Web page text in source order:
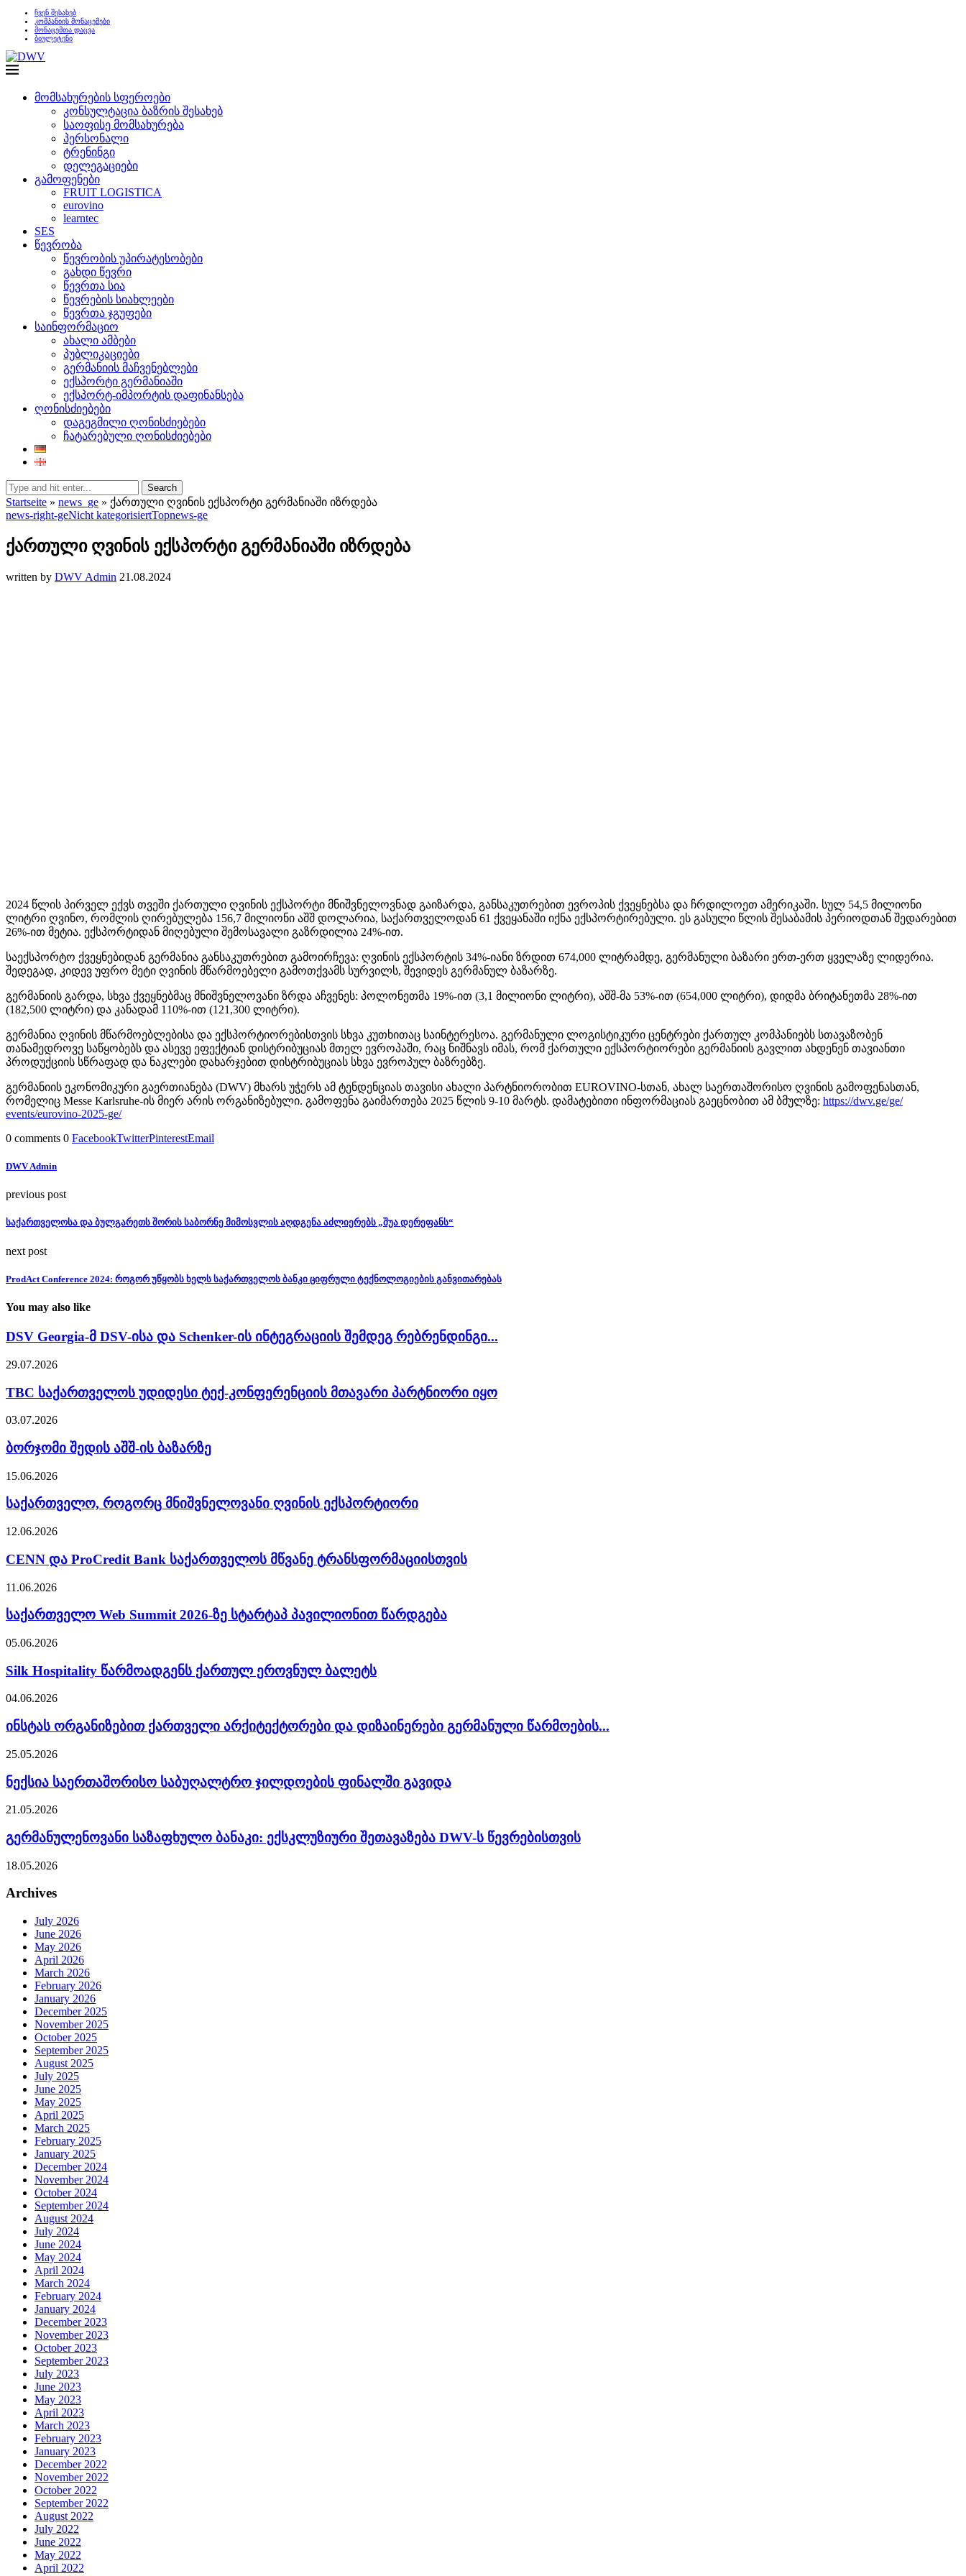
ჩვენ შესახებ
კომპანიის მონაცემები
მონაცემთა დაცვა
ბიულეტენი
მომსახურების სფეროები
კონსულტაცია ბაზრის შესახებ
საოფისე მომსახურება
პერსონალი
ტრენინგი
დელეგაციები
გამოფენები
FRUIT LOGISTICA
eurovino
learntec
SES
წევრობა
წევრობის უპირატესობები
გახდი წევრი
წევრთა სია
წევრების სიახლეები
წევრთა ჯგუფები
საინფორმაციო
ახალი ამბები
პუბლიკაციები
გერმანიის მაჩვენებლები
ექსპორტი გერმანიაში
ექსპორტ-იმპორტის დაფინანსება
ღონისძიებები
დაგეგმილი ღონისძიებები
ჩატარებული ღონისძიებები
Search
Startseite » news_ge » ქართული ღვინის ექსპორტი გერმანიაში იზრდება
news-right-geNicht kategorisiertTopnews-ge
ქართული ღვინის ექსპორტი გერმანიაში იზრდება
written by DWV Admin 21.08.2024
2024 წლის პირველ ექვს თვეში ქართული ღვინის ექსპორტი მნიშვნელოვნად გაიზარდა, განსაკუთრებით ევროპის ქვეყნებსა და ჩრდილოეთ ამერიკაში. სულ 54,5 მილიონი
ლიტრი ღვინო, რომლის ღირებულება 156,7 მილიონი აშშ დოლარია, საქართველოდან 61 ქვეყანაში იქნა ექსპორტირებული. ეს გასული წლის შესაბამის პერიოდთან შედარებით
26%-ით მეტია. ექსპორტიდან მიღებული შემოსავალი გაზრდილია 24%-ით.
საექსპორტო ქვეყნებიდან გერმანია განსაკუთრებით გამოირჩევა: ღვინის ექსპორტის 34%-იანი ზრდით 674,000 ლიტრამდე, გერმანული ბაზარი ერთ-ერთ ყველაზე ლიდერია.
შედეგად, კიდევ უფრო მეტი ღვინის მწარმოებელი გამოთქვამს სურვილს, შევიდეს გერმანულ ბაზარზე.
გერმანიის გარდა, სხვა ქვეყნებმაც მნიშვნელოვანი ზრდა აჩვენეს: პოლონეთმა 19%-ით (3,1 მილიონი ლიტრი), აშშ-მა 53%-ით (654,000 ლიტრი), დიდმა ბრიტანეთმა 28%-ით
(182,500 ლიტრი) და კანადამ 110%-ით (121,300 ლიტრი).
გერმანია ღვინის მწარმოებლებისა და ექსპორტიორებისთვის სხვა კუთხითაც საინტერესოა. გერმანული ლოგისტიკური ცენტრები ქართულ კომპანიებს სთავაზობენ
თანამედროვე საწყობებს და ასევე ეფექტიან დისტრიბუციას მთელ ევროპაში, რაც ნიშნავს იმას, რომ ქართული ექსპორტიორები გერმანიის გავლით ახდენენ თავიანთი
პროდუქციის სწრაფად და ნაკლები დახარჯებით დისტრიბუციას სხვა ევროპულ ბაზრებზე.
გერმანიის ეკონომიკური გაერთიანება (DWV) მხარს უჭერს ამ ტენდენციას თავისი ახალი პარტნიორობით EUROVINO-სთან, ახალ საერთაშორისო ღვინის გამოფენასთან,
რომელიც Messe Karlsruhe-ის მიერ არის ორგანიზებული. გამოფენა გაიმართება 2025 წლის 9-10 მარტს. დამატებითი ინფორმაციას გაეცნობით ამ ბმულზე: https://dwv.ge/ge/
events/eurovino-2025-ge/
0 comments 0 FacebookTwitterPinterestEmail
DWV Admin
previous post
საქართველოსა და ბულგარეთს შორის საბორნე მიმოსვლის აღდგენა აძლიერებს „შუა დერეფანს“
next post
ProdAct Conference 2024: როგორ უწყობს ხელს საქართველოს ბანკი ციფრული ტექნოლოგიების განვითარებას
You may also like
DSV Georgia-მ DSV-ისა და Schenker-ის ინტეგრაციის შემდეგ რებრენდინგი...
29.07.2026
TBC საქართველოს უდიდესი ტექ-კონფერენციის მთავარი პარტნიორი იყო
03.07.2026
ბორჯომი შედის აშშ-ის ბაზარზე
15.06.2026
საქართველო, როგორც მნიშვნელოვანი ღვინის ექსპორტიორი
12.06.2026
CENN და ProCredit Bank საქართველოს მწვანე ტრანსფორმაციისთვის
11.06.2026
საქართველო Web Summit 2026-ზე სტარტაპ პავილიონით წარდგება
05.06.2026
Silk Hospitality წარმოადგენს ქართულ ეროვნულ ბალეტს
04.06.2026
ინსტას ორგანიზებით ქართველი არქიტექტორები და დიზაინერები გერმანული წარმოების...
25.05.2026
ნექსია საერთაშორისო საბუღალტრო ჯილდოების ფინალში გავიდა
21.05.2026
გერმანულენოვანი საზაფხულო ბანაკი: ექსკლუზიური შეთავაზება DWV-ს წევრებისთვის
18.05.2026
Archives
July 2026
June 2026
May 2026
April 2026
March 2026
February 2026
January 2026
December 2025
November 2025
October 2025
September 2025
August 2025
July 2025
June 2025
May 2025
April 2025
March 2025
February 2025
January 2025
December 2024
November 2024
October 2024
September 2024
August 2024
July 2024
June 2024
May 2024
April 2024
March 2024
February 2024
January 2024
December 2023
November 2023
October 2023
September 2023
July 2023
June 2023
May 2023
April 2023
March 2023
February 2023
January 2023
December 2022
November 2022
October 2022
September 2022
August 2022
July 2022
June 2022
May 2022
April 2022